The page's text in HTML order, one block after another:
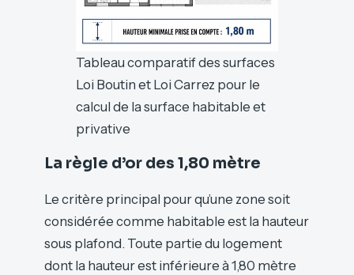
Tableau comparatif des surfaces
Loi Boutin et Loi Carrez pour le
calcul de la surface habitable et
privative
La règle d’or des 1,80 mètre
Le critère principal pour qu’une zone soit
considérée comme habitable est la hauteur
sous plafond. Toute partie du logement
dont la hauteur est inférieure à 1,80 mètre